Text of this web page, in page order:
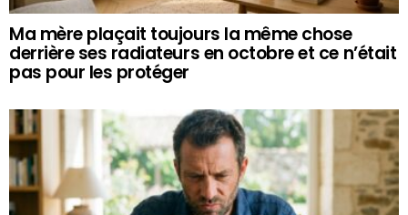
Ma mère plaçait toujours la même chose
derrière ses radiateurs en octobre et ce n’était
pas pour les protéger